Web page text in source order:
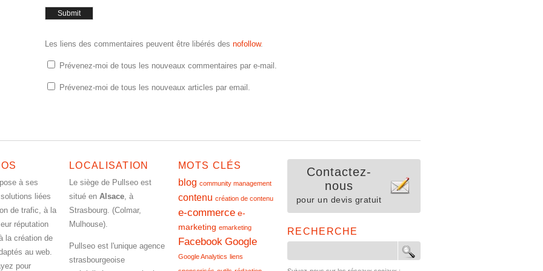
Les liens des commentaires peuvent être libérés des nofollow.
Prévenez-moi de tous les nouveaux commentaires par e-mail.
Prévenez-moi de tous les nouveaux articles par email.
à ses
liées
de trafic, à la
réputation
la création de
au web.
pour
LOCALISATION
Le siège de Pullseo est
situé en Alsace, à
Strasbourg. (Colmar,
Mulhouse).
Pullseo est l'unique agence
strasbourgeoise
MOTS CLÉS
blog community management
contenu création de contenu
e-commerce e-
marketing emarketing
Facebook Google
Google Analytics liens
Contactez-
nous
pour un devis gratuit
RECHERCHE